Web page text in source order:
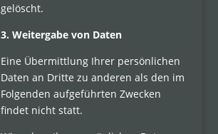
gelöscht.
3. Weitergabe von Daten
Eine Übermittlung Ihrer persönlichen
Daten an Dritte zu anderen als den im
Folgenden aufgeführten Zwecken
findet nicht statt.